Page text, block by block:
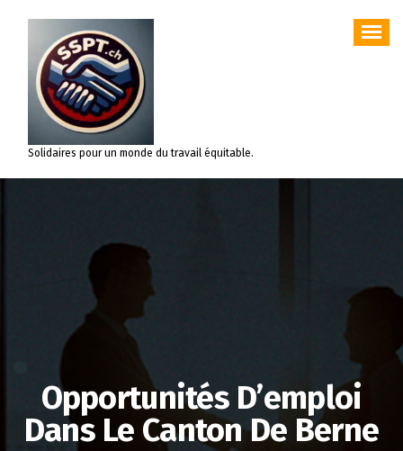
contenu
Solidaires pour un monde du travail équitable.
Opportunités D’emploi
Dans Le Canton De Berne